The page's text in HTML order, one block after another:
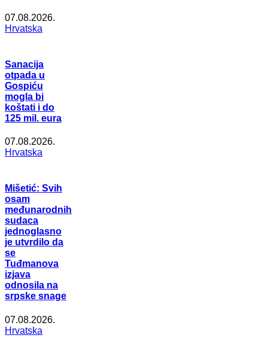
07.08.2026.
Hrvatska
Sanacija
otpada u
Gospiću
mogla bi
koštati i do
125 mil. eura
07.08.2026.
Hrvatska
Mišetić: Svih
osam
međunarodnih
sudaca
jednoglasno
je utvrdilo da
se
Tuđmanova
izjava
odnosila na
srpske snage
07.08.2026.
Hrvatska